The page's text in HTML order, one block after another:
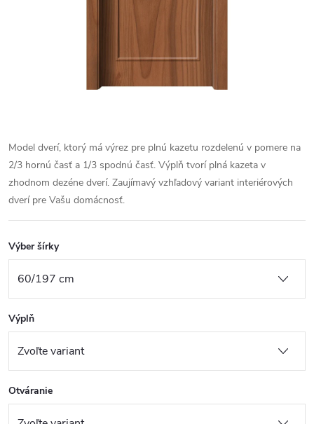
Model dverí, ktorý má výrez pre plnú kazetu rozdelenú v pomere na
2/3 hornú časť a 1/3 spodnú časť. Výplň tvorí plná kazeta v
zhodnom dezéne dverí. Zaujímavý vzhľadový variant interiérových
dverí pre Vašu domácnosť.
Výber šírky
Výplň
Otváranie